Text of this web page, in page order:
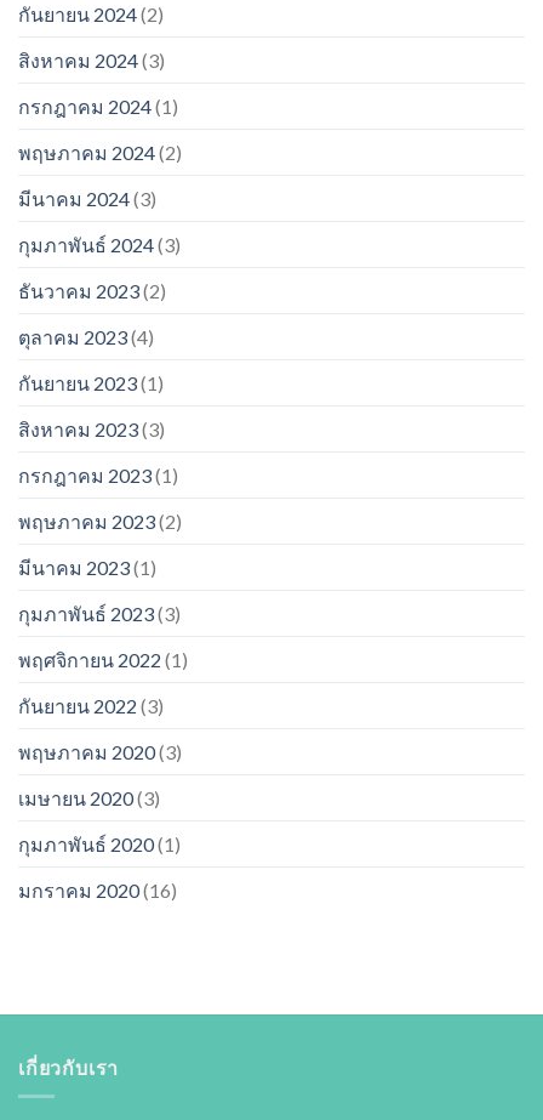
กันยายน 2024(2)
สิงหาคม 2024(3)
กรกฎาคม 2024(1)
พฤษภาคม 2024(2)
มีนาคม 2024(3)
กุมภาพันธ์ 2024(3)
ธันวาคม 2023(2)
ตุลาคม 2023(4)
กันยายน 2023(1)
สิงหาคม 2023(3)
กรกฎาคม 2023(1)
พฤษภาคม 2023(2)
มีนาคม 2023(1)
กุมภาพันธ์ 2023(3)
พฤศจิกายน 2022 (1)
กันยายน 2022 (3)
พฤษภาคม 2020(3)
เมษายน 2020(3)
กุมภาพันธ์ 2020(1)
มกราคม 2020(16)
เกี่ยวกับเรา